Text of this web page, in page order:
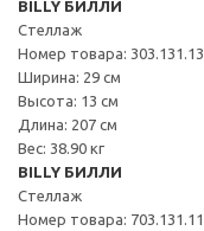
BILLY БИЛЛИ
Стеллаж
Номер товара: 303.131.13
Ширина: 29 см
Высота: 13 см
Длина: 207 см
Вес: 38.90 кг
BILLY БИЛЛИ
Стеллаж
Номер товара: 703.131.11